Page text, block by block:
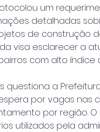
um
detalhadas
de construção
visa esclarecer a
com alto índice
questiona a
por vagas nas
por região.
utilizados pela